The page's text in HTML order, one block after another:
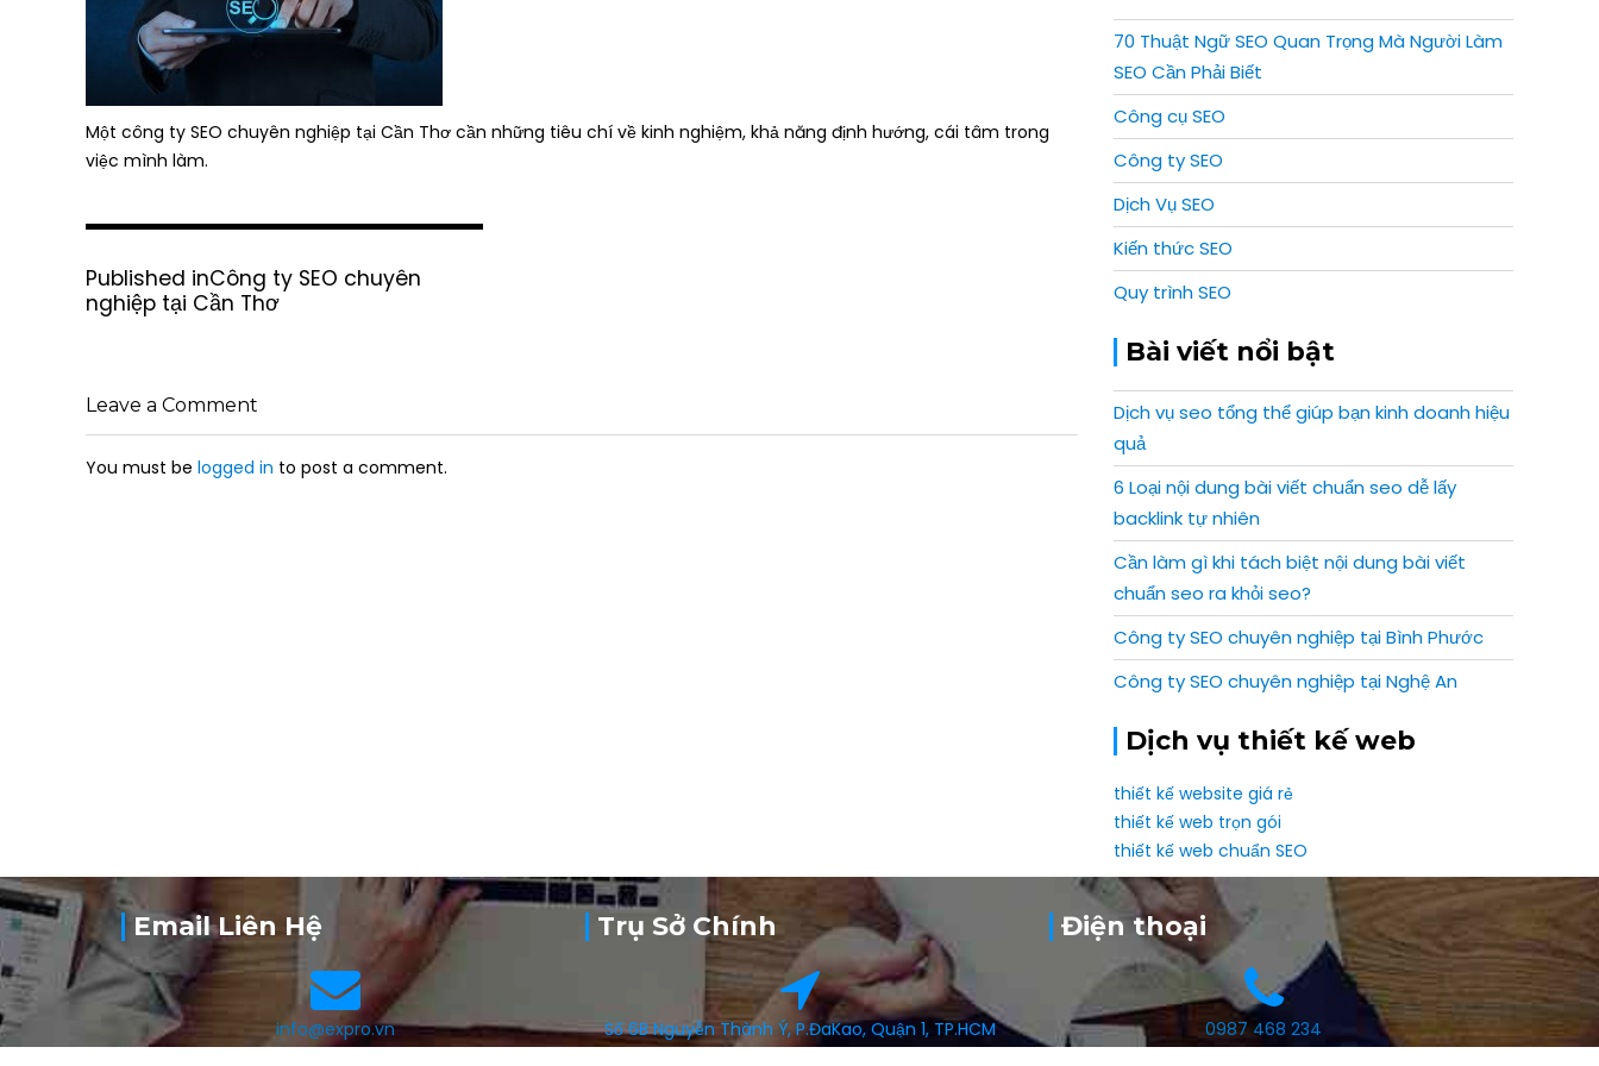
Một công ty SEO chuyên nghiệp tại Cần Thơ cần những tiêu chí về kinh nghiệm, khả năng định hướng, cái tâm trong
việc mình làm.
o
s
a
v
i
g
Published inCông ty SEO chuyên
nghiệp tại Cần Thơ
Leave a Comment
You must be logged in to post a comment.
70 Thuật Ngữ SEO Quan Trọng Mà Người Làm
SEO Cần Phải Biết
Công cụ SEO
Công ty SEO
Dịch Vụ SEO
Kiến thức SEO
Quy trình SEO
Bài viết nổi bật
Dịch vụ seo tổng thể giúp bạn kinh doanh hiệu
quả
6 Loại nội dung bài viết chuẩn seo dễ lấy
backlink tự nhiên
Cần làm gì khi tách biệt nội dung bài viết
chuẩn seo ra khỏi seo?
Công ty SEO chuyên nghiệp tại Bình Phước
Công ty SEO chuyên nghiệp tại Nghệ An
Dịch vụ thiết kế web
thiết kế website giá rẻ
thiết kế web trọn gói
thiết kế web chuẩn SEO
Email Liên Hệ
info@expro.vn
Trụ Sở Chính
Số 6B Nguyễn Thành Ý, P.ĐaKao, Quận 1, TP.HCM
Điện thoại
0987 468 234